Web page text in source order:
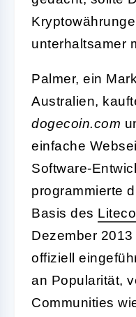
unterhaltsamer
Palmer, ein
Australien,
dogecoin.com
einfache
Software-
programmierte
Basis des
Dezember
offiziell
an Popularität,
Communities